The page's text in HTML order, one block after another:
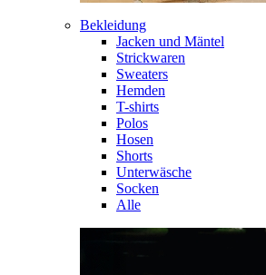
Bekleidung
Jacken und Mäntel
Strickwaren
Sweaters
Hemden
T-shirts
Polos
Hosen
Shorts
Unterwäsche
Socken
Alle